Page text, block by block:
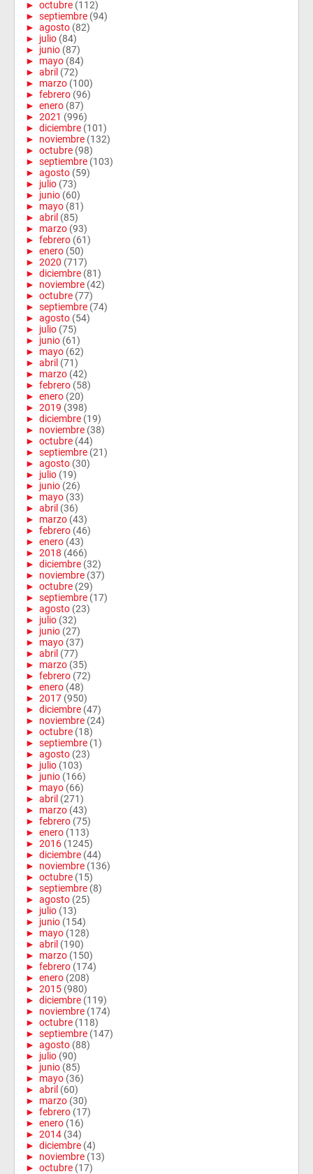
► octubre (112)
► septiembre (94)
► agosto (82)
► julio (84)
► junio (87)
► mayo (84)
► abril (72)
► marzo (100)
► febrero (96)
► enero (87)
► 2021 (996)
► diciembre (101)
► noviembre (132)
► octubre (98)
► septiembre (103)
► agosto (59)
► julio (73)
► junio (60)
► mayo (81)
► abril (85)
► marzo (93)
► febrero (61)
► enero (50)
► 2020 (717)
► diciembre (81)
► noviembre (42)
► octubre (77)
► septiembre (74)
► agosto (54)
► julio (75)
► junio (61)
► mayo (62)
► abril (71)
► marzo (42)
► febrero (58)
► enero (20)
► 2019 (398)
► diciembre (19)
► noviembre (38)
► octubre (44)
► septiembre (21)
► agosto (30)
► julio (19)
► junio (26)
► mayo (33)
► abril (36)
► marzo (43)
► febrero (46)
► enero (43)
► 2018 (466)
► diciembre (32)
► noviembre (37)
► octubre (29)
► septiembre (17)
► agosto (23)
► julio (32)
► junio (27)
► mayo (37)
► abril (77)
► marzo (35)
► febrero (72)
► enero (48)
► 2017 (950)
► diciembre (47)
► noviembre (24)
► octubre (18)
► septiembre (1)
► agosto (23)
► julio (103)
► junio (166)
► mayo (66)
► abril (271)
► marzo (43)
► febrero (75)
► enero (113)
► 2016 (1245)
► diciembre (44)
► noviembre (136)
► octubre (15)
► septiembre (8)
► agosto (25)
► julio (13)
► junio (154)
► mayo (128)
► abril (190)
► marzo (150)
► febrero (174)
► enero (208)
► 2015 (980)
► diciembre (119)
► noviembre (174)
► octubre (118)
► septiembre (147)
► agosto (88)
► julio (90)
► junio (85)
► mayo (36)
► abril (60)
► marzo (30)
► febrero (17)
► enero (16)
► 2014 (34)
► diciembre (4)
► noviembre (13)
► octubre (17)